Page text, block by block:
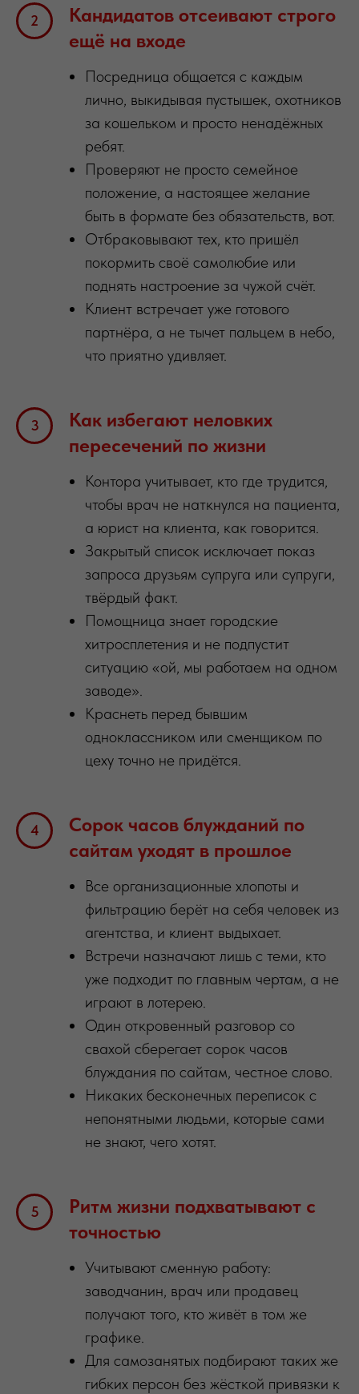
Кандидатов отсеивают строго
ещё на входе
Посредница общается с каждым
лично, выкидывая пустышек, охотников
за кошельком и просто ненадёжных
ребят.
Проверяют не просто семейное
положение, а настоящее желание
быть в формате без обязательств, вот.
Отбраковывают тех, кто пришёл
покормить своё самолюбие или
поднять настроение за чужой счёт.
Клиент встречает уже готового
партнёра, а не тычет пальцем в небо,
что приятно удивляет.
Как избегают неловких
пересечений по жизни
Контора учитывает, кто где трудится,
чтобы врач не наткнулся на пациента,
а юрист на клиента, как говорится.
Закрытый список исключает показ
запроса друзьям супруга или супруги,
твёрдый факт.
Помощница знает городские
хитросплетения и не подпустит
ситуацию «ой, мы работаем на одном
заводе».
Краснеть перед бывшим
одноклассником или сменщиком по
цеху точно не придётся.
Сорок часов блужданий по
сайтам уходят в прошлое
Все организационные хлопоты и
фильтрацию берёт на себя человек из
агентства, и клиент выдыхает.
Встречи назначают лишь с теми, кто
уже подходит по главным чертам, а не
играют в лотерею.
Один откровенный разговор со
свахой сберегает сорок часов
блуждания по сайтам, честное слово.
Никаких бесконечных переписок с
непонятными людьми, которые сами
не знают, чего хотят.
Ритм жизни подхватывают с
точностью
Учитывают сменную работу:
заводчанин, врач или продавец
получают того, кто живёт в том же
графике.
Для самозанятых подбирают таких же
гибких персон без жёсткой привязки к